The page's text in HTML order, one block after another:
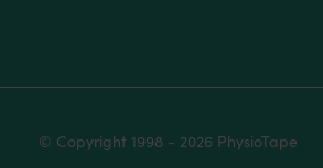
© Copyright 1998 - 2026 PhysioTape